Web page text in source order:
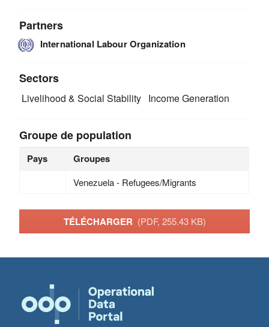
Partners
International Labour Organization
Sectors
Livelihood & Social Stability Income Generation
Groupe de population
Pays Groupes
Venezuela - Refugees/Migrants
TÉLÉCHARGER (PDF, 255.43 KB)